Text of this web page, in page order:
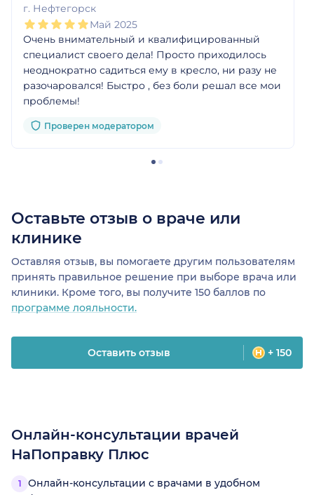
г. Нефтегорск
Май 2025
Очень внимательный и квалифицированный
специалист своего дела! Просто приходилось
неоднократно садиться ему в кресло, ни разу не
разочаровался! Быстро , без боли решал все мои
проблемы!
Проверен модератором
Оставьте отзыв о враче или
клинике
Оставляя отзыв, вы помогаете другим пользователям
принять правильное решение при выборе врача или
клиники. Кроме того, вы получите 150 баллов по
программе лояльности.
Оставить отзыв + 150
Онлайн-консультации врачей
НаПоправку Плюс
Онлайн-консультации с врачами в удобном